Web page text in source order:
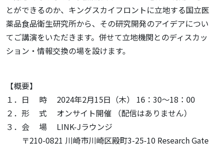
とができるのか、キングスカイフロントに立地する国立医
薬品食品衛生研究所から、その研究開発のアイデアについ
てご講演をいただきます。併せて立地機関とのディスカッ
ション・情報交換の場を設けます。
【概要】
１．日 時 2024年2月15日（木） 16：30～18：00
２．形 式 オンサイト開催 （配信はありません）
３．会 場 LINK-Jラウンジ
〒210-0821 川崎市川崎区殿町3-25-10 Research Gate